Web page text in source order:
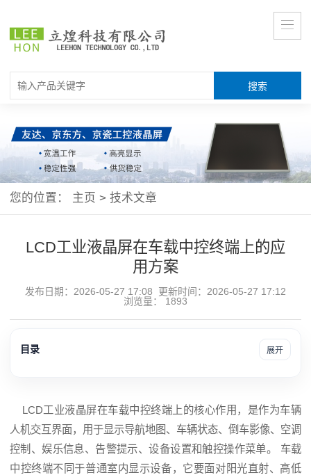
您的位置： 主页 > 技术文章
LCD工业液晶屏在车载中控终端上的应
用方案
发布日期：2026-05-27 17:08 更新时间：2026-05-27 17:12
浏览量： 1893
目录 展开
LCD工业液晶屏在车载中控终端上的核心作用，是作为车辆
人机交互界面，用于显示导航地图、车辆状态、倒车影像、空调
控制、娱乐信息、告警提示、设备设置和触控操作菜单。 车载
中控终端不同于普通室内显示设备，它要面对阳光直射、高低